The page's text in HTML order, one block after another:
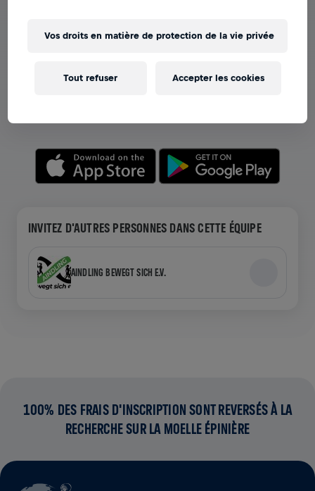
VOIR LES ÉQUIPES DANS L'APPLICATION
vôtre, explorez tout ce qui concerne les Équipes dans
INVITEZ D'AUTRES PERSONNES DANS CETTE ÉQUIPE
AINDLING BEWEGT SICH E.V.
100% DES FRAIS D'INSCRIPTION SONT REVERSÉS À LA
RECHERCHE SUR LA MOELLE ÉPINIÈRE
Vos droits en matière de protection de la vie privée
Tout refuser Accepter les cookies